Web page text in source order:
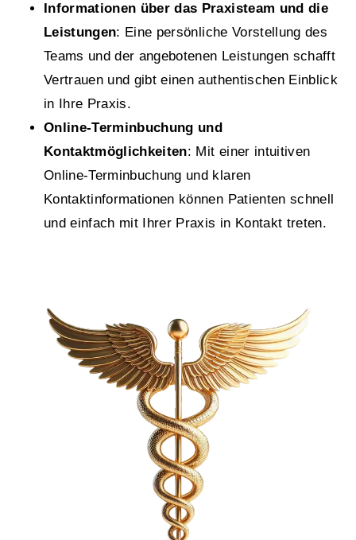
Informationen über das Praxisteam und die
Leistungen: Eine persönliche Vorstellung des
Teams und der angebotenen Leistungen schafft
Vertrauen und gibt einen authentischen Einblick
in Ihre Praxis.
Online-Terminbuchung und
Kontaktmöglichkeiten: Mit einer intuitiven
Online-Terminbuchung und klaren
Kontaktinformationen können Patienten schnell
und einfach mit Ihrer Praxis in Kontakt treten.